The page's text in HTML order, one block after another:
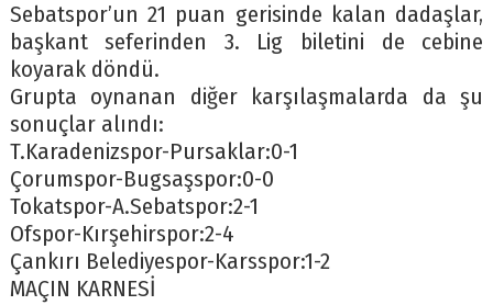
Sebatspor’un 21 puan gerisinde kalan dadaşlar,
başkant seferinden 3. Lig biletini de cebine
koyarak döndü.
Grupta oynanan diğer karşılaşmalarda da şu
sonuçlar alındı:
T.Karadenizspor-Pursaklar:0-1
Çorumspor-Bugsaşspor:0-0
Tokatspor-A.Sebatspor:2-1
Ofspor-Kırşehirspor:2-4
Çankırı Belediyespor-Karsspor:1-2
MAÇIN KARNESİ